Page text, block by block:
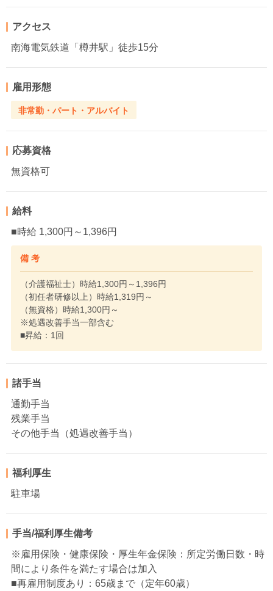
アクセス
南海電気鉄道「樽井駅」徒歩15分
雇用形態
非常勤・パート・アルバイト
応募資格
無資格可
給料
■時給 1,300円～1,396円
備 考
（介護福祉士）時給1,300円～1,396円
（初任者研修以上）時給1,319円～
（無資格）時給1,300円～
※処遇改善手当一部含む
■昇給：1回
諸手当
通勤手当
残業手当
その他手当（処遇改善手当）
福利厚生
駐車場
手当/福利厚生備考
※雇用保険・健康保険・厚生年金保険：所定労働日数・時
間により条件を満たす場合は加入
■再雇用制度あり：65歳まで（定年60歳）